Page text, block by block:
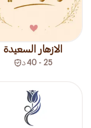
الازهار السعيدة
25 - 40 د